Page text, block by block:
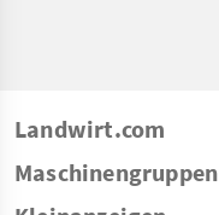
Landwirt.com
Maschinengruppen